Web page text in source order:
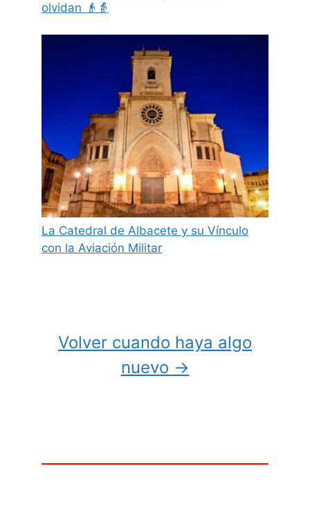
olvidan 👴👵
La Catedral de Albacete y su Vínculo
con la Aviación Militar
Volver cuando haya algo
nuevo →